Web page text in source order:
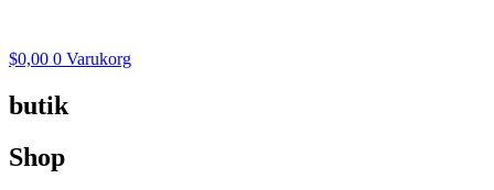
$0,00 0 Varukorg
butik
Shop